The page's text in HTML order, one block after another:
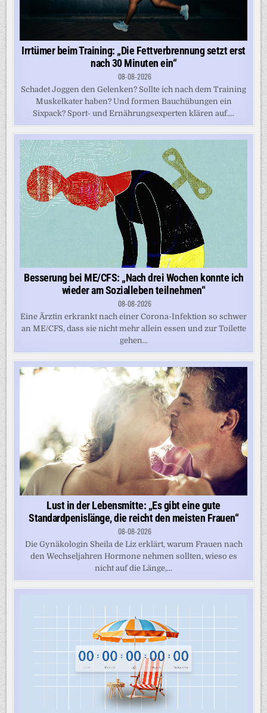
Irrtümer beim Training: „Die Fettverbrennung setzt erst
nach 30 Minuten ein“
08-08-2026
Schadet Joggen den Gelenken? Sollte ich nach dem Training
Muskelkater haben? Und formen Bauchübungen ein
Sixpack? Sport- und Ernährungsexperten klären auf....
Besserung bei ME/CFS: „Nach drei Wochen konnte ich
wieder am Sozialleben teilnehmen“
08-08-2026
Eine Ärztin erkrankt nach einer Corona-Infektion so schwer
an ME/CFS, dass sie nicht mehr allein essen und zur Toilette
gehen...
Lust in der Lebensmitte: „Es gibt eine gute
Standardpenislänge, die reicht den meisten Frauen“
08-08-2026
Die Gynäkologin Sheila de Liz erklärt, warum Frauen nach
den Wechseljahren Hormone nehmen sollten, wieso es
nicht auf die Länge,...